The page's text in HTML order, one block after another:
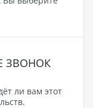
ЗВОНОК
ли вам этот